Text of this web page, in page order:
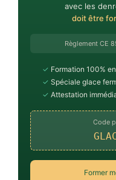
avec les
doit être
Règlement CE
✓ Formation 100%
✓ Spéciale glace
✓ Attestation
Code
Former